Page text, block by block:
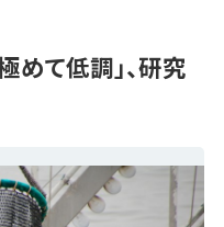
めて低調」、研究